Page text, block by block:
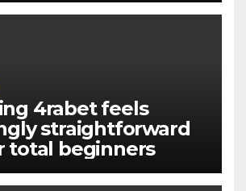
4rabet feels
straightforward
total beginners